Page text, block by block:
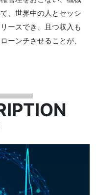
、世界中の人とセッシ
ースでき、且つ収入も
ーンチさせることが、